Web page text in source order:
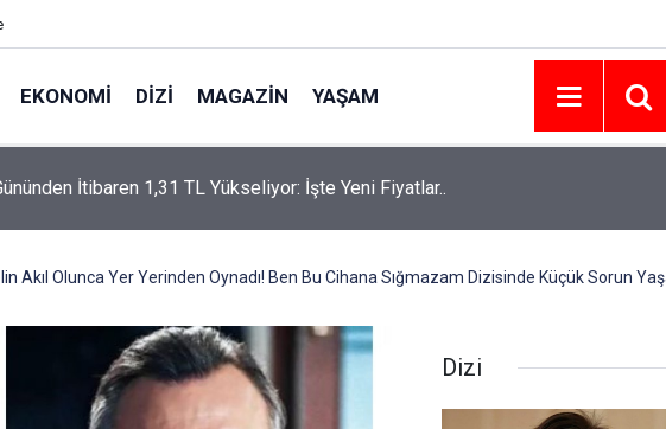
EKONOMI DIZI MAGAZIN YAŞAM
Tezenesi” Lakabını Kim Verdi? Beyaz’la Joker
Merak Edildi
Akıl Olunca Yer Yerinden Oynadı! Ben Bu Cihana Sığmazam Dizisinde Küçük Sorun
Dizi